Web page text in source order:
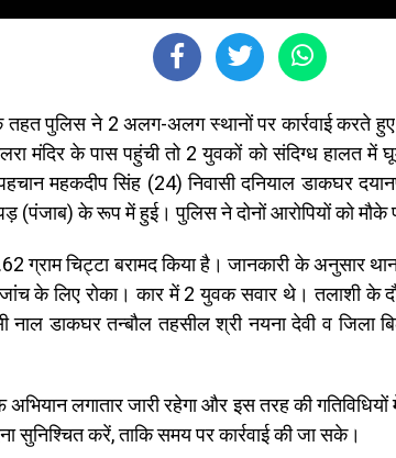
पुलिस ने 2 अलग-अलग स्थानों पर कार्रवाई करते
मंदिर के पास पहुंची तो 2 युवकों को संदिग्ध
महकदीप सिंह (24) निवासी दनियाल डाकघर
के रूप में हुई। पुलिस ने दोनों आरोपियों को मौके
चिट्टा बरामद किया है। जानकारी के अनुसार
के लिए रोका। कार में 2 युवक सवार थे। तलाशी के
नाल डाकघर तन्बौल तहसील श्री नयना देवी व
लगातार जारी रहेगा और इस तरह की गतिविधियों
सुनिश्चित करें, ताकि समय पर कार्रवाई की जा सके।